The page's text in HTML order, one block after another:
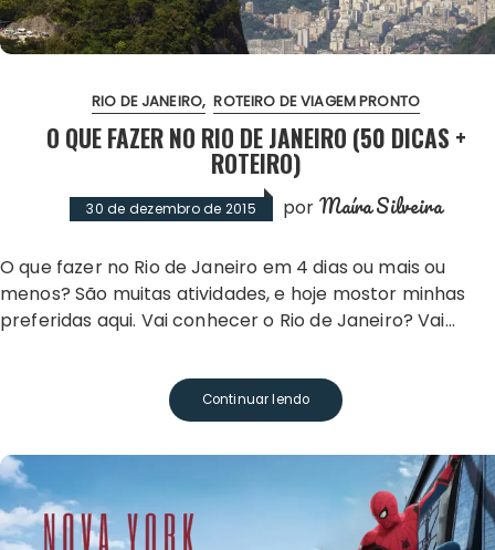
RIO DE JANEIRO ROTEIRO DE VIAGEM PRONTO
O QUE FAZER NO RIO DE JANEIRO (50 DICAS +
ROTEIRO)
30 de dezembro de 2015 por Maíra Silveira
O que fazer no Rio de Janeiro em 4 dias ou mais ou
menos? São muitas atividades, e hoje mostor minhas
preferidas aqui. Vai conhecer o Rio de Janeiro? Vai…
Continuar lendo